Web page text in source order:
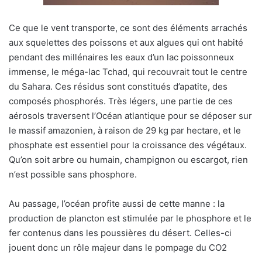
Ce que le vent transporte, ce sont des éléments arrachés
aux squelettes des poissons et aux algues qui ont habité
pendant des millénaires les eaux d’un lac poissonneux
immense, le méga-lac Tchad, qui recouvrait tout le centre
du Sahara. Ces résidus sont constitués d’apatite, des
composés phosphorés. Très légers, une partie de ces
aérosols traversent l’Océan atlantique pour se déposer sur
le massif amazonien, à raison de 29 kg par hectare, et le
phosphate est essentiel pour la croissance des végétaux.
Qu’on soit arbre ou humain, champignon ou escargot, rien
n’est possible sans phosphore.
Au passage, l’océan profite aussi de cette manne : la
production de plancton est stimulée par le phosphore et le
fer contenus dans les poussières du désert. Celles-ci
jouent donc un rôle majeur dans le pompage du CO2